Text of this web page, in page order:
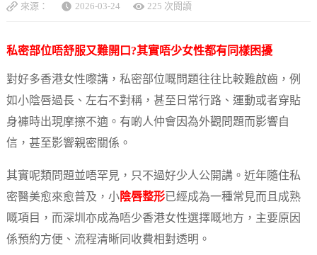
來源： 2026-03-24 225 次閱讀
私密部位唔舒服又難開口?其實唔少女性都有同樣困擾
對好多香港女性嚟講，私密部位嘅問題往往比較難啟齒，例
如小陰唇過長、左右不對稱，甚至日常行路、運動或者穿貼
身褲時出現摩擦不適。有啲人仲會因為外觀問題而影響自
信，甚至影響親密關係。
其實呢類問題並唔罕見，只不過好少人公開講。近年隨住私
密醫美愈來愈普及，小陰唇整形已經成為一種常見而且成熟
嘅項目，而深圳亦成為唔少香港女性選擇嘅地方，主要原因
係預約方便、流程清晰同收費相對透明。